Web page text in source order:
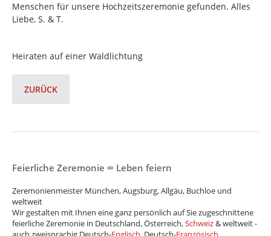
Menschen für unsere Hochzeitszeremonie gefunden. Alles
Liebe, S. & T.
Heiraten auf einer Waldlichtung
ZURÜCK
Feierliche Zeremonie ∞ Leben feiern
Zeremonienmeister München, Augsburg, Allgäu, Buchloe und
weltweit
Wir gestalten mit Ihnen eine ganz persönlich auf Sie zugeschnittene
feierliche Zeremonie in Deutschland, Österreich,Schweiz& weltweit -